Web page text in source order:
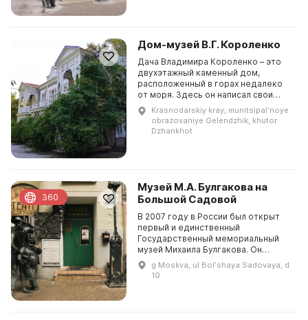
Дом-музей В.Г. Короленко
Дача Владимира Короленко – это
двухэтажный каменный дом,
расположенный в горах недалеко
от моря. Здесь он написал свои
замечательные воспоминания и
отправил более 400
корреспонденций в различные
Krasnodarskiy kray, munitsipalʹnoye
obrazovaniye Gelendzhik, khutor
Dzhankhot
Музей М.А. Булгакова на
Большой Садовой
В 2007 году в России был открыт
первый и единственный
Государственный мемориальный
музей Михаила Булгакова. Он
расположен в доме по Большой
Садовой, где писатель жил в 20-х
g Moskva, ul Bolʹshaya Sadovaya, d
10
360